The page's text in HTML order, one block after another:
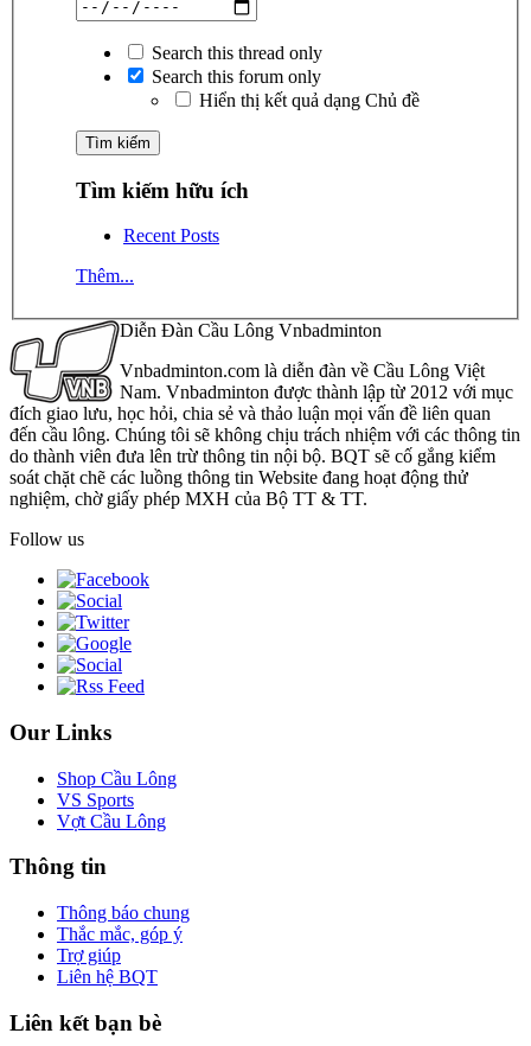
Search this thread only
Search this forum only
Hiển thị kết quả dạng Chủ đề
Tìm kiếm hữu ích
Recent Posts
Thêm...
Diễn Đàn Cầu Lông Vnbadminton
Vnbadminton.com là diễn đàn về Cầu Lông Việt
Nam. Vnbadminton được thành lập từ 2012 với mục
đích giao lưu, học hỏi, chia sẻ và thảo luận mọi vấn đề liên quan
đến cầu lông. Chúng tôi sẽ không chịu trách nhiệm với các thông tin
do thành viên đưa lên trừ thông tin nội bộ. BQT sẽ cố gắng kiểm
soát chặt chẽ các luồng thông tin Website đang hoạt động thử
nghiệm, chờ giấy phép MXH của Bộ TT & TT.
Follow us
Our Links
Shop Cầu Lông
VS Sports
Vợt Cầu Lông
Thông tin
Thông báo chung
Thắc mắc, góp ý
Trợ giúp
Liên hệ BQT
Liên kết bạn bè